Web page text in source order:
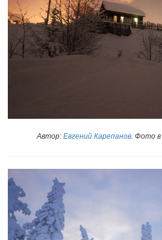
Автор: Евгений Карепанов . Фото в